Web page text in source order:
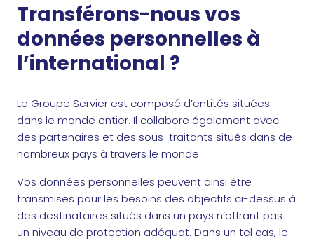
Transférons-nous vos
données personnelles à
l’international ?
Le Groupe Servier est composé d’entités situées
dans le monde entier. Il collabore également avec
des partenaires et des sous-traitants situés dans de
nombreux pays à travers le monde.
Vos données personnelles peuvent ainsi être
transmises pour les besoins des objectifs ci-dessus à
des destinataires situés dans un pays n’offrant pas
un niveau de protection adéquat. Dans un tel cas, le